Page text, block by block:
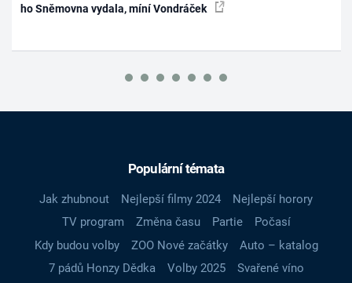
ho Sněmovna vydala, míní Vondráček
Populární témata
Jak zhubnout Nejlepší filmy 2024
Nejlepší horory
TV program
Změna času Partie
Počasí
Kdy budou volby
ZOO Nové začátky
Auto – katalog
7 pádů Honzy Dědka
Volby 2025
Svařené víno